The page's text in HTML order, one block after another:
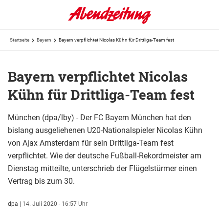
Startseite Bayern Bayern verpflichtet Nicolas Kühn für Drittliga-Team fest
Bayern verpflichtet Nicolas
Kühn für Drittliga-Team fest
München (dpa/lby) - Der FC Bayern München hat den
bislang ausgeliehenen U20-Nationalspieler Nicolas Kühn
von Ajax Amsterdam für sein Drittliga-Team fest
verpflichtet. Wie der deutsche Fußball-Rekordmeister am
Dienstag mitteilte, unterschrieb der Flügelstürmer einen
Vertrag bis zum 30.
dpa | 14. Juli 2020 - 16:57 Uhr